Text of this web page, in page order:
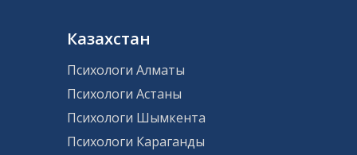
Казахстан
Психологи Алматы
Психологи Астаны
Психологи Шымкента
Психологи Караганды